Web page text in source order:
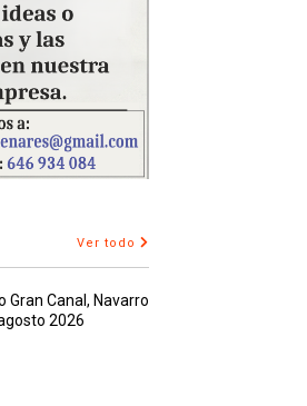
Ver todo
Gran Canal, Navarro
2026